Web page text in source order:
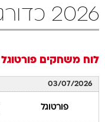
2026 כדורגל
לוח משחקים פורטוגל
03/07/2026
פורטוגל